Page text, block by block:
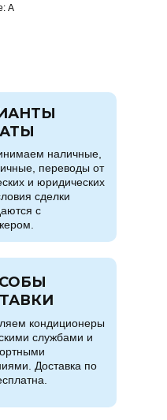
A
наличные,
переводы от
и юридических
сделки
с
кондиционеры
службами и
Доставка по